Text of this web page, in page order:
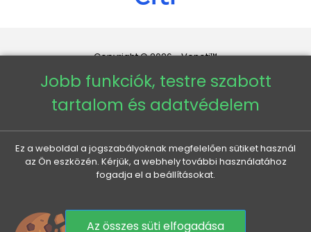
Copyright © 2026 - Veneti™
Veneti HU
Veneti CZ
Veneti DE
Jobb funkciók, testre szabott
tartalom és adatvédelem
Ez a weboldal a jogszabályoknak megfelelően sütiket használ
az Ön eszközén. Kérjük, a webhely további használatához
fogadja el a beállításokat.
Az összes süti elfogadása